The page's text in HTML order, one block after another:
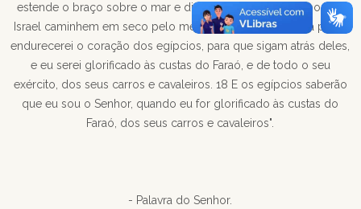
estende o braço sobre o mar e divide-o, para que os filhos de
Israel caminhem em seco pelo meio do mar. 17 De minha parte,
endurecerei o coração dos egípcios, para que sigam atrás deles,
e eu serei glorificado às custas do Faraó, e de todo o seu
exército, dos seus carros e cavaleiros. 18 E os egípcios saberão
que eu sou o Senhor, quando eu for glorificado às custas do
Faraó, dos seus carros e cavaleiros".
- Palavra do Senhor.